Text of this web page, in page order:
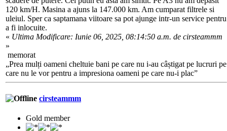
120 km/H. Masina a ajuns la 147.000 km. Am cumparat filtrele si
uleiul. Sper ca saptamana viitoare sa pot ajunge intr-un service pentru
a fi inlocuite.
« Ultima Modificare: Iunie 06, 2025, 08:14:50 a.m. de cirsteammm
»
memorat
„Prea mulți oameni cheltuie bani pe care nu i-au câștigat pe lucruri pe
care nu le vor pentru a impresiona oameni pe care nu-i plac”
cirsteammm
Gold member